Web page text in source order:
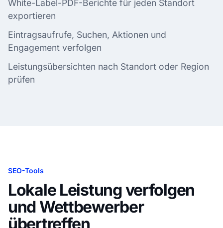
White-Label-PDF-Berichte für jeden Standort
exportieren
Eintragsaufrufe, Suchen, Aktionen und
Engagement verfolgen
Leistungsübersichten nach Standort oder Region
prüfen
SEO-Tools
Lokale Leistung verfolgen
und Wettbewerber
übertreffen